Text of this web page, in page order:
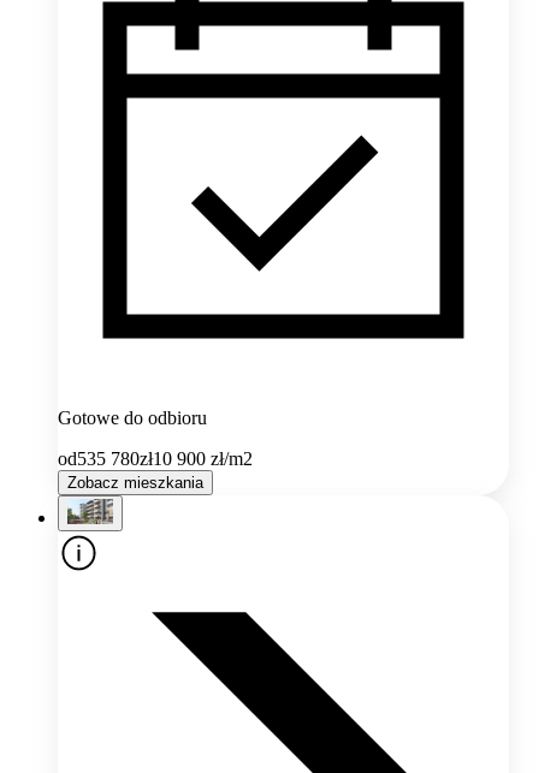
Gotowe do odbioru
od535 780zł10 900 zł/m2
Zobacz mieszkania